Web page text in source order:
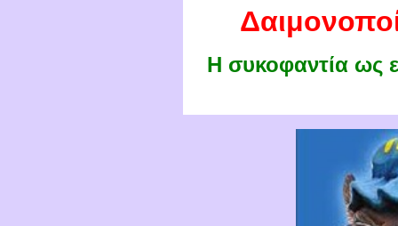
Η συκοφαντία ως